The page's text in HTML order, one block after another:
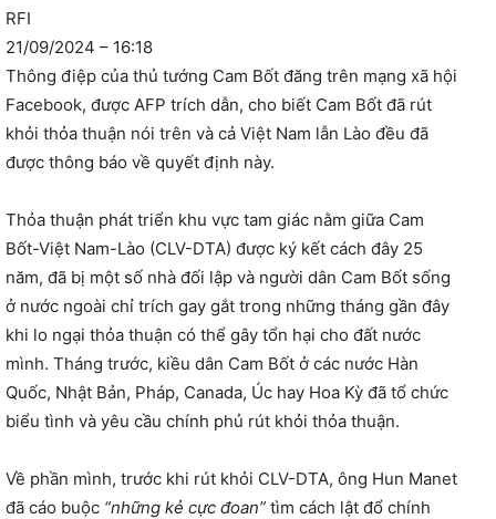
RFI
21/09/2024 – 16:18
Thông điệp của thủ tướng Cam Bốt đăng trên mạng xã hội
Facebook, được AFP trích dẫn, cho biết Cam Bốt đã rút
khỏi thỏa thuận nói trên và cả Việt Nam lẫn Lào đều đã
được thông báo về quyết định này.
Thỏa thuận phát triển khu vực tam giác nằm giữa Cam
Bốt-Việt Nam-Lào (CLV-DTA) được ký kết cách đây 25
năm, đã bị một số nhà đối lập và người dân Cam Bốt sống
ở nước ngoài chỉ trích gay gắt trong những tháng gần đây
khi lo ngại thỏa thuận có thể gây tổn hại cho đất nước
mình. Tháng trước, kiều dân Cam Bốt ở các nước Hàn
Quốc, Nhật Bản, Pháp, Canada, Úc hay Hoa Kỳ đã tổ chức
biểu tình và yêu cầu chính phủ rút khỏi thỏa thuận.
Về phần mình, trước khi rút khỏi CLV-DTA, ông Hun Manet
đã cáo buộc “những kẻ cực đoan” tìm cách lật đổ chính